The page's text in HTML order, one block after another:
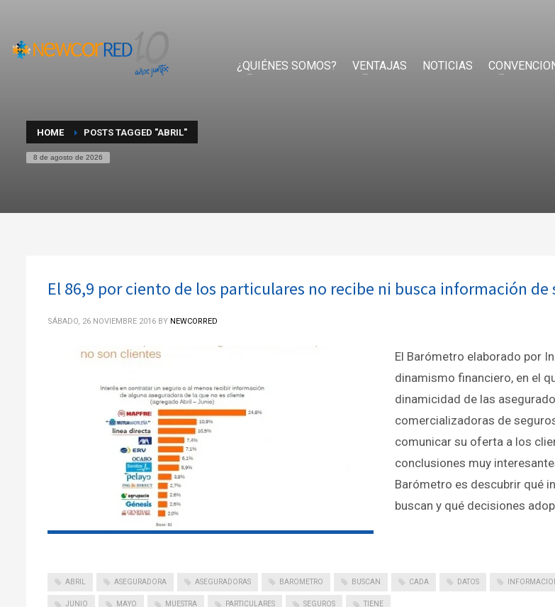
¿QUIÉNES SOMOS? VENTAJAS NOTICIAS
HOME POSTS TAGGED "ABRIL"
8 de agosto de 2026
El 86,9 por ciento de los particulares no recibe ni busca información de
SÁBADO, 26 NOVIEMBRE 2016 BY NEWCORRED
El Barómetro elaborado por
dinamismo financiero, en el
dinamicidad de las
comercializadoras de
comunicar su oferta a los
conclusiones muy
Barómetro es descubrir qué
buscan y qué decisiones
ABRIL ASEGURADORA ASEGURADORAS BAROMETRO BUSCAN CADA DATOS
JUNIO MAYO MUESTRA PARTICULARES SEGUROS TIENE